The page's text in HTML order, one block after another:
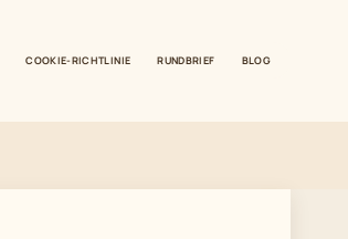
COOKIE-RICHTLINIE RUNDBRIEF BLOG